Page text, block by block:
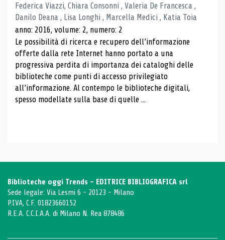
Federica Viazzi, Chiara Consonni , Valeria De Francesca ,
Danilo Deana , Lisa Longhi , Marcella Medici , Katia Toia
anno: 2016, volume: 2, numero: 2
Le possibilità di ricerca e recupero dell’informazione
offerte dalla rete Internet hanno portato a una
progressiva perdita di importanza dei cataloghi delle
biblioteche come punti di accesso privilegiato
all’informazione. Al contempo le biblioteche digitali,
spesso modellate sulla base di quelle ...
Biblioteche oggi Trends - EDITRICE BIBLIOGRAFICA srl
Sede legale: Via Lesmi 6 - 20123 - Milano
P.IVA, C.F. 01823660152
R.E.A. C.C.I.A.A. di Milano N. Rea 878486